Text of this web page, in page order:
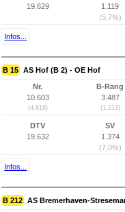
19.629
1.119
(5,7%)
Infos...
B 15 AS Hof (B 2) - OE Hof
Nr.
10.603
(4.818)
B-Rang
3.487
(1.213)
DTV
19.632
SV
1.374
(7,0%)
Infos...
B 212 AS Bremerhaven-